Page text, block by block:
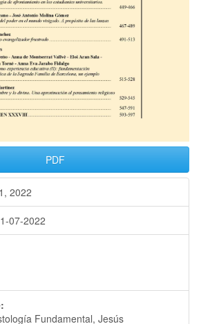
PDF
2022
07-2022
Fundamental, Jesús